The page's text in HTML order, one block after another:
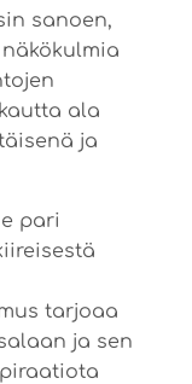
sanoen,
ala
ja
pari
tarjoaa
ja sen